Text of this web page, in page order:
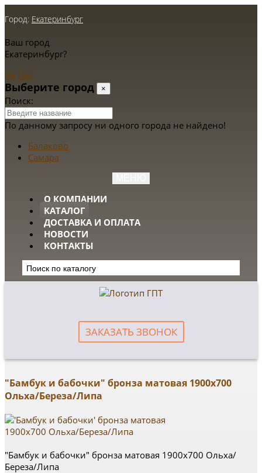
Город: Екатеринбург
Ваш город
Екатеринбург?
Да Нет
Выберите город ×
Поиск:
По данному запросу ни одного города не найдено!
Балаково
Самара
О КОМПАНИИ
КАТАЛОГ
ДОСТАВКА И ОПЛАТА
НОВОСТИ
КОНТАКТЫ
ЗАКАЗАТЬ ЗВОНОК
"Бамбук и бабочки" бронза матовая 1900х700
Ольха/Береза/Липа
"Бамбук и бабочки" бронза матовая 1900х700 Ольха/
Береза/Липа